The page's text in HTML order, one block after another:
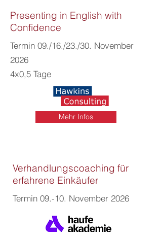
Presenting in English with
Confidence
Termin 09./16./23./30. November
2026
4x0,5 Tage
Mehr Infos
Verhandlungscoaching für
erfahrene Einkäufer
Termin 09.-10. November 2026